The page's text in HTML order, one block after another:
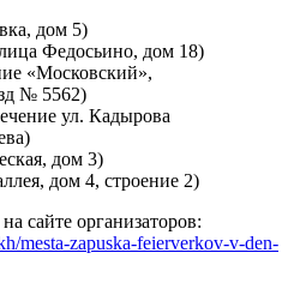
дом 5)
Федосьино, дом 18)
«Московский»,
№ 5562)
ул. Кадырова
дом 3)
дом 4, строение 2)
сайте организаторов:
mesta-zapuska-feierverkov-v-den-